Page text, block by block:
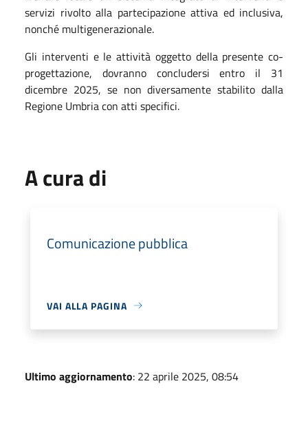
servizi rivolto alla partecipazione attiva ed inclusiva,
nonché multigenerazionale.
Gli interventi e le attività oggetto della presente co-
progettazione, dovranno concludersi entro il 31
dicembre 2025, se non diversamente stabilito dalla
Regione Umbria con atti specifici.
A cura di
Comunicazione pubblica
VAI ALLA PAGINA
Ultimo aggiornamento: 22 aprile 2025, 08:54